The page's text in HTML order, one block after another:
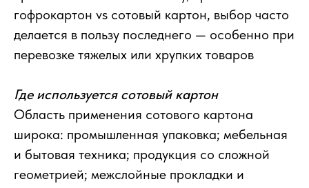
гофрокартон vs сотовый картон, выбор часто
делается в пользу последнего — особенно при
перевозке тяжелых или хрупких товаров
Где используется сотовый картон
Область применения сотового картона
широка: промышленная упаковка; мебельная
и бытовая техника; продукция со сложной
геометрией; межслойные прокладки и